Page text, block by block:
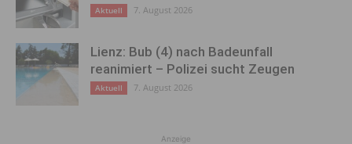
Aktuell 7. August 2026
Lienz: Bub (4) nach Badeunfall
reanimiert – Polizei sucht Zeugen
Aktuell 7. August 2026
Anzeige